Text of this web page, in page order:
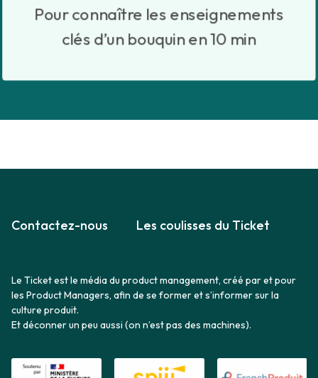
Pour connaître les enseignements
clés d’un bouquin en 10 min
Contactez-nous Les coulisses du Ticket
Le Ticket est le média du product management, créé par et pour
les Product Managers, afin de se former et s’informer sur la
culture produit.
Et déconner un peu aussi (on n’est pas des machines).